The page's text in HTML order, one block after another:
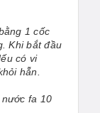
1 cốc
Khi bắt đầu
có vi
hẵn.
fa 10